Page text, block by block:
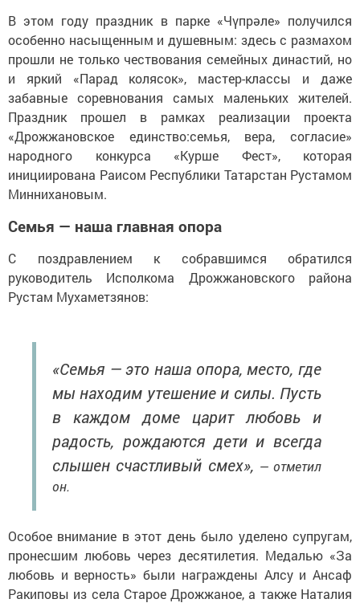
В этом году праздник в парке «Чүпрәле» получился
особенно насыщенным и душевным: здесь с размахом
прошли не только чествования семейных династий, но
и яркий «Парад колясок», мастер-классы и даже
забавные соревнования самых маленьких жителей.
Праздник прошел в рамках реализации проекта
«Дрожжановское единство:семья, вера, согласие»
народного конкурса «Курше Фест», которая
инициирована Раисом Республики Татарстан Рустамом
Миннихановым.
Семья — наша главная опора
С поздравлением к собравшимся обратился
руководитель Исполкома Дрожжановского района
Рустам Мухаметзянов:
«Семья — это наша опора, место, где
мы находим утешение и силы. Пусть
в каждом доме царит любовь и
радость, рождаются дети и всегда
слышен счастливый смех», — отметил
он.
Особое внимание в этот день было уделено супругам,
пронесшим любовь через десятилетия. Медалью «За
любовь и верность» были награждены Алсу и Ансаф
Ракиповы из села Старое Дрожжаное, а также Наталия